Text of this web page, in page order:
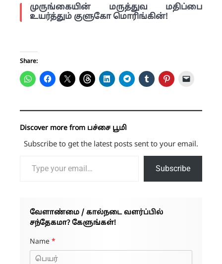
முருங்கையின் மருத்துவ மதிப்பை
உயர்த்தும் குளுகோ மொரிங்கின்!
Share:
Discover more from பச்சை பூமி
Subscribe to get the latest posts sent to your email.
Subscribe
வேளாண்மை / கால்நடை வளர்ப்பில்
சந்தேகமா? கேளுங்கள்!
Name *